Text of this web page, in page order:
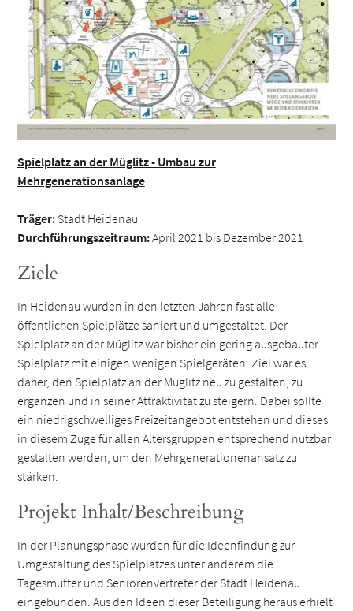
Spielplatz an der Müglitz - Umbau zur
Mehrgenerationsanlage
Träger:Stadt Heidenau
Durchführungszeitraum:April 2021 bis Dezember 2021
Ziele
In Heidenau wurden in den letzten Jahren fast alle
öffentlichen Spielplätze saniert und umgestaltet. Der
Spielplatz an der Müglitz war bisher ein gering ausgebauter
Spielplatz mit einigen wenigen Spielgeräten. Ziel war es
daher, den Spielplatz an der Müglitz neu zu gestalten, zu
ergänzen und in seiner Attraktivität zu steigern. Dabei sollte
ein niedrigschwelliges Freizeitangebot entstehen und dieses
in diesem Zuge für allen Altersgruppen entsprechend nutzbar
gestalten werden, um den Mehrgenerationenansatz zu
stärken.
Projekt Inhalt/Beschreibung
In der Planungsphase wurden für die Ideenfindung zur
Umgestaltung des Spielplatzes unter anderem die
Tagesmütter und Seniorenvertreter der Stadt Heidenau
eingebunden. Aus den Ideen dieser Beteiligung heraus erhielt